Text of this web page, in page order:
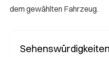
dem gewählten Fahrzeug.